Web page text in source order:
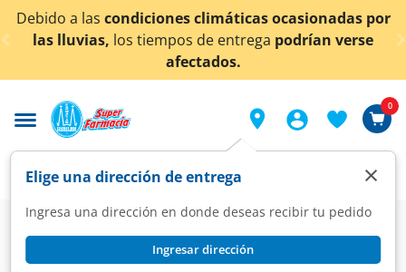
< div class="carousel-inner">
lascondiciones climáticas ocasionadas por
los tiempos de entregapodrían verse
¡Ahora
Elige una dirección de entrega
Ingresa una dirección en donde deseas recibir tu pedido
Ingresar dirección
×
0
Farmacia Diabetes y Endocrinas Antidiabéticos
Mounjaro KwikPen 5mg/0.6ml Solución Inyectable Pluma